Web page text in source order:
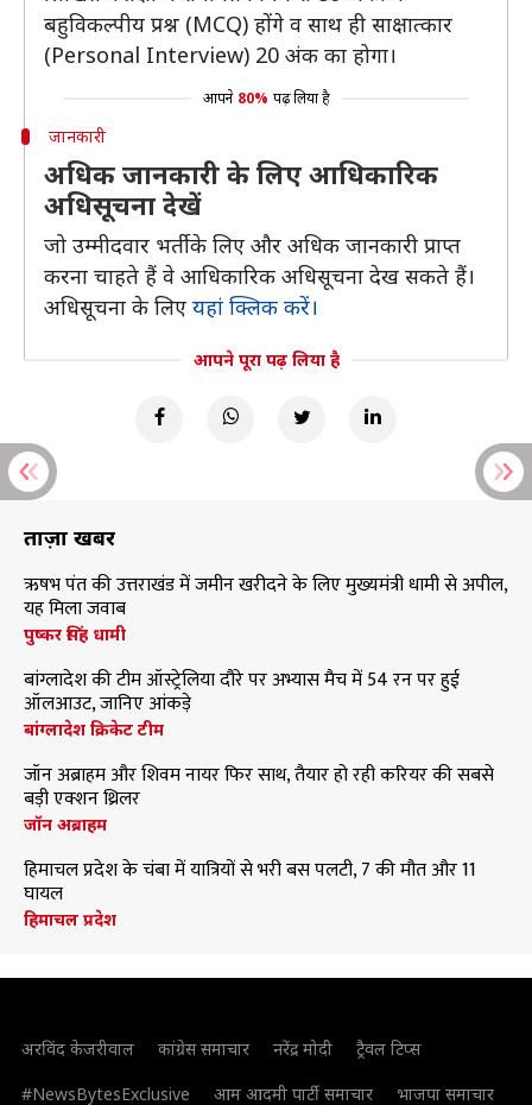
बहुविकल्पीय प्रश्न (MCQ) होंगे व साथ ही साक्षात्कार
(Personal Interview) 20 अंक का होगा।
आपने 80% पढ़ लिया है
जानकारी
अधिक जानकारी के लिए आधिकारिक
अधिसूचना देखें
जो उम्मीदवार भर्ती के लिए और अधिक जानकारी प्राप्त
करना चाहते हैं वे आधिकारिक अधिसूचना देख सकते हैं।
अधिसूचना के लिए यहां क्लिक करें।
आपने पूरा पढ़ लिया है
ताज़ा खबरें
ऋषभ पंत की उत्तराखंड में जमीन खरीदने के लिए मुख्यमंत्री धामी से अपील,
यह मिला जवाब
पुष्कर सिंह धामी
बांग्लादेश की टीम ऑस्ट्रेलिया दौरे पर अभ्यास मैच में 54 रन पर हुई
ऑलआउट, जानिए आंकड़े
बांग्लादेश क्रिकेट टीम
जॉन अब्राहम और शिवम नायर फिर साथ, तैयार हो रही करियर की सबसे
बड़ी एक्शन थ्रिलर
जॉन अब्राहम
हिमाचल प्रदेश के चंबा में यात्रियों से भरी बस पलटी, 7 की मौत और 11
घायल
हिमाचल प्रदेश
अरविंद केजरीवाल कांग्रेस समाचार नरेंद्र मोदी
ट्रैवल टिप्स
#NewsBytesExclusive
आम आदमी पार्टी समाचार भाजपा समाचार